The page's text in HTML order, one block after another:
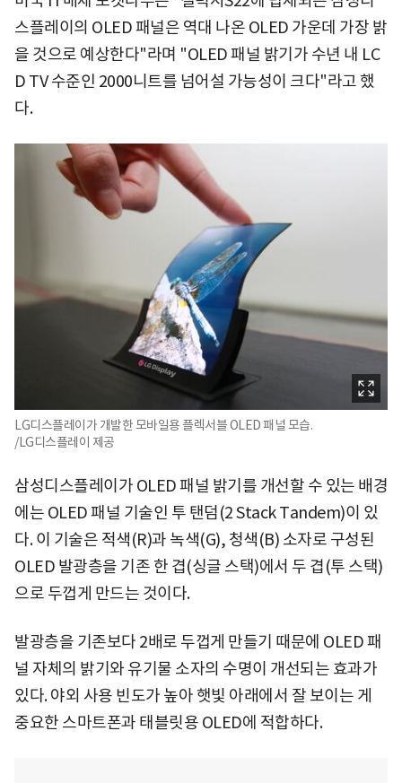
스플레이의 OLED 패널은 역대 나온 OLED 가운데 가장 밝
을 것으로 예상한다"라며 "OLED 패널 밝기가 수년 내 LC
D TV 수준인 2000니트를 넘어설 가능성이 크다"라고 했
다.
LG디스플레이가 개발한 모바일용 플렉서블 OLED 패널 모습.
/LG디스플레이 제공
삼성디스플레이가 OLED 패널 밝기를 개선할 수 있는 배경
에는 OLED 패널 기술인 투 탠덤(2 Stack Tandem)이 있
다. 이 기술은 적색(R)과 녹색(G), 청색(B) 소자로 구성된
OLED 발광층을 기존 한 겹(싱글 스택)에서 두 겹(투 스택)
으로 두껍게 만드는 것이다.
발광층을 기존보다 2배로 두껍게 만들기 때문에 OLED 패
널 자체의 밝기와 유기물 소자의 수명이 개선되는 효과가
있다. 야외 사용 빈도가 높아 햇빛 아래에서 잘 보이는 게
중요한 스마트폰과 태블릿용 OLED에 적합하다.